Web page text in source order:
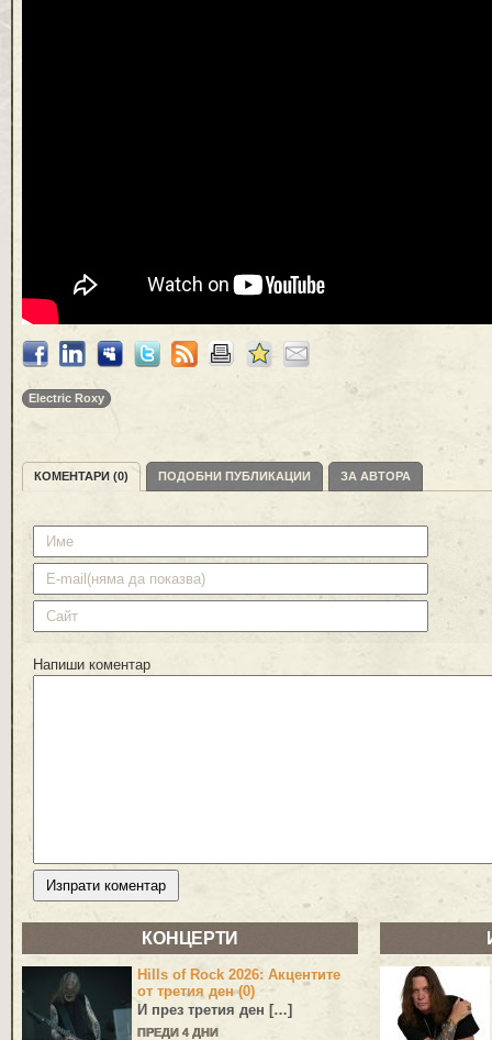
Electric Roxy
КОМЕНТАРИ (0) ПОДОБНИ ПУБЛИКАЦИИ ЗА АВТОРА
Напиши коментар
КОНЦЕРТИ
Hills of Rock 2026: Акцентите
от третия ден (0)
И през третия ден […]
ПРЕДИ 4 ДНИ